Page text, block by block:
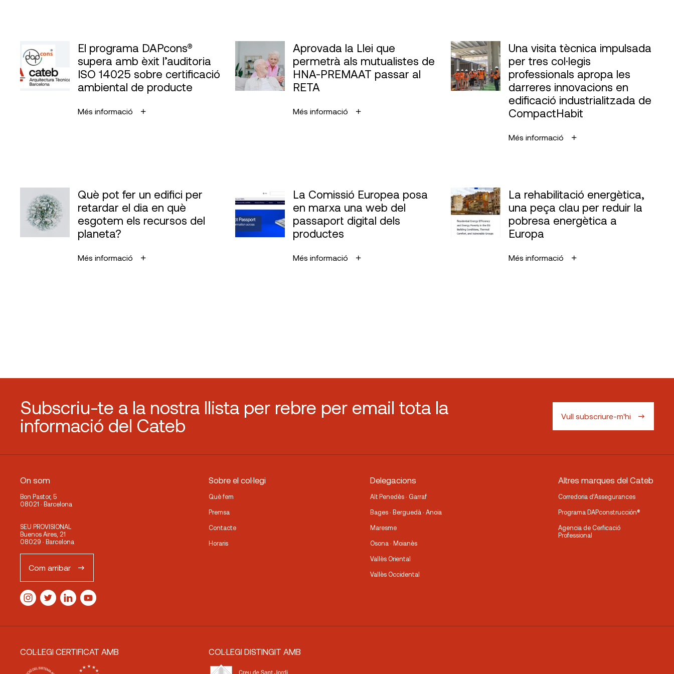
El programa DAPcons®
supera amb èxit l’auditoria
ISO 14025 sobre certificació
ambiental de producte
Més informació
Aprovada la Llei que
permetrà als mutualistes de
HNA-PREMAAT passar al
RETA
Més informació
Una visita tècnica impulsada
per tres col·legis
professionals apropa les
darreres innovacions en
edificació industrialitzada de
CompactHabit
Més informació
Què pot fer un edifici per
retardar el dia en què
esgotem els recursos del
planeta?
Més informació
La Comissió Europea posa
en marxa una web del
passaport digital dels
productes
Més informació
La rehabilitació energètica,
una peça clau per reduir la
pobresa energètica a
Europa
Més informació
Subscriu-te a la nostra llista per rebre per email tota la
informació del Cateb
Vull subscriure-m'hi
On som
Bon Pastor, 5
08021 · Barcelona
SEU PROVISIONAL
Buenos Aires, 21
08029 · Barcelona
Com arribar
Sobre el col·legi
Què fem
Premsa
Contacte
Horaris
Delegacions
Alt Penedès · Garraf
Bages · Berguedà · Anoia
Maresme
Osona · Moianès
Vallès Oriental
Vallès Occidental
Altres marques del Cateb
Corredoria d’Assegurances
Programa DAPconstrucción®
Agencia de Cerficació
Professional
COL·LEGI CERTIFICAT AMB COL·LEGI DISTINGIT AMB